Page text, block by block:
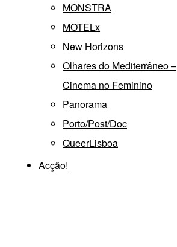
MONSTRA
MOTELx
New Horizons
Olhares do Mediterrâneo –
Cinema no Feminino
Panorama
Porto/Post/Doc
QueerLisboa
Acção!